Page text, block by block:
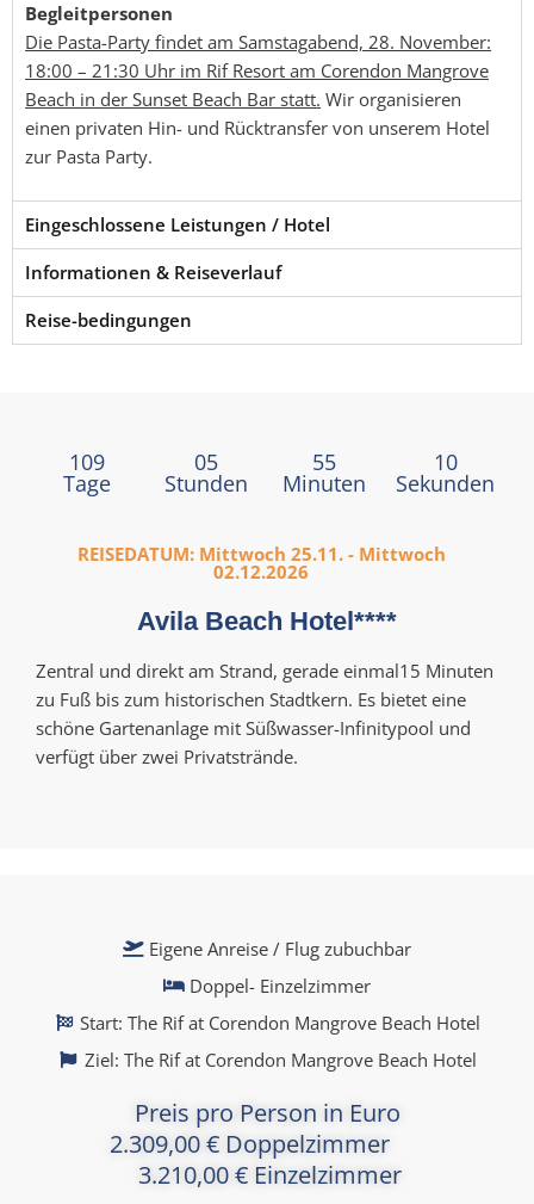
Begleitpersonen
Die Pasta-Party findet am Samstagabend, 28. November:
18:00 – 21:30 Uhr im Rif Resort am Corendon Mangrove
Beach in der Sunset Beach Bar statt. Wir organisieren
einen privaten Hin- und Rücktransfer von unserem Hotel
zur Pasta Party.
Eingeschlossene Leistungen / Hotel
Informationen & Reiseverlauf
Reise-bedingungen
109
Tage
05
Stunden
55
Minuten
08
Sekunden
REISEDATUM: Mittwoch 25.11. - Mittwoch
02.12.2026
Avila Beach Hotel****
Zentral und direkt am Strand, gerade einmal15 Minuten
zu Fuß bis zum historischen Stadtkern. Es bietet eine
schöne Gartenanlage mit Süßwasser-Infinitypool und
verfügt über zwei Privatstrände.
Eigene Anreise / Flug zubuchbar
Doppel- Einzelzimmer
Start: The Rif at Corendon Mangrove Beach Hotel
Ziel: The Rif at Corendon Mangrove Beach Hotel
Preis pro Person in Euro
2.309,00 € Doppelzimmer
3.210,00 € Einzelzimmer